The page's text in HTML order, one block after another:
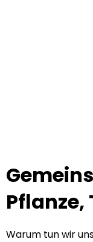
Pflanze,
Warum tun wir